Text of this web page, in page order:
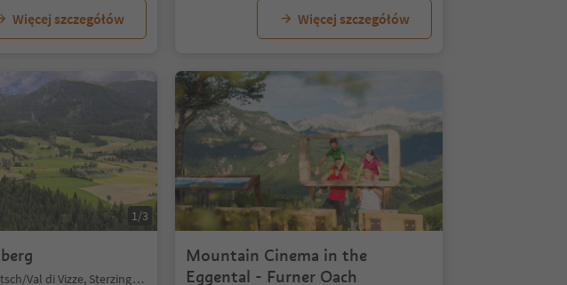
Więcej szczegółów Więcej szczegółów
1/3
Avenes/Afens, Pfitsch/Val di Vizze, Sterzing/Vipiteno and environs
Mountain Cinema in the
Eggental - Furner Oach